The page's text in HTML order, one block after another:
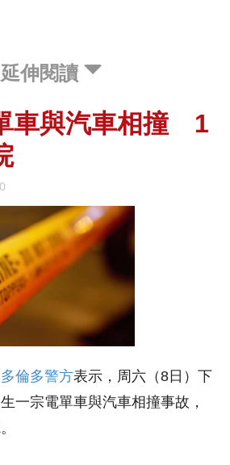
延伸閱讀
車與汽車相撞 1
多倫多警方表示，周六（8日）下
一宗電單車與汽車相撞事故，